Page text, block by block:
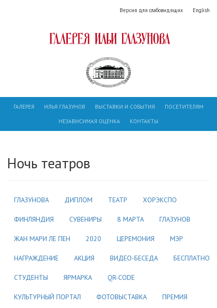
Версия для слабовидящих English
ГАЛЕРЕЯ ИЛЬЯ ГЛАЗУНОВ ВЫСТАВКИ И СОБЫТИЯ ПОСЕТИТЕЛЯМ
НЕЗАВИСИМАЯ ОЦЕНКА КОНТАКТЫ
Ночь театров
ГЛАЗУНОВА ДИПЛОМ ТЕАТР ХОРЭКСПО
ФИНЛЯНДИЯ СУВЕНИРЫ 8 МАРТА ГЛАЗУНОВ
ЖАН МАРИ ЛЕ ПЕН 2020 ЦЕРЕМОНИЯ МЭР
НАГРАЖДЕНИЕ АКЦИЯ ВИДЕО-БЕСЕДА БЕСПЛАТНО
СТУДЕНТЫ ЯРМАРКА QR-CODE
КУЛЬТУРНЫЙ ПОРТАЛ ФОТОВЫСТАВКА ПРЕМИЯ